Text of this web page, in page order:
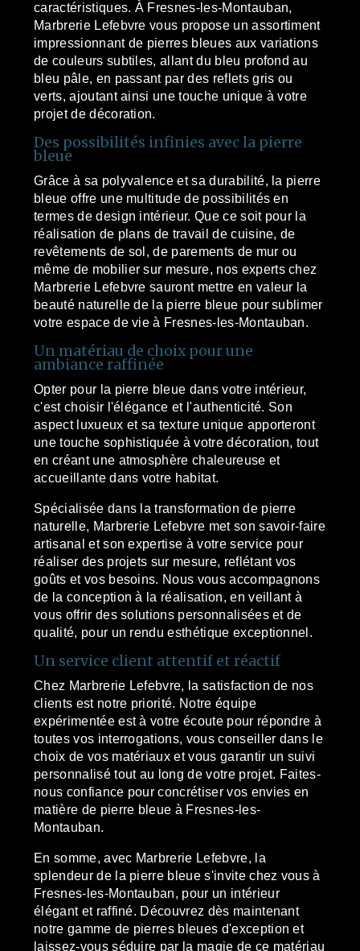
caractéristiques. À Fresnes-les-Montauban,
Marbrerie Lefebvre vous propose un assortiment
impressionnant de pierres bleues aux variations
de couleurs subtiles, allant du bleu profond au
bleu pâle, en passant par des reflets gris ou
verts, ajoutant ainsi une touche unique à votre
projet de décoration.
Des possibilités infinies avec la pierre
bleue
Grâce à sa polyvalence et sa durabilité, la pierre
bleue offre une multitude de possibilités en
termes de design intérieur. Que ce soit pour la
réalisation de plans de travail de cuisine, de
revêtements de sol, de parements de mur ou
même de mobilier sur mesure, nos experts chez
Marbrerie Lefebvre sauront mettre en valeur la
beauté naturelle de la pierre bleue pour sublimer
votre espace de vie à Fresnes-les-Montauban.
Un matériau de choix pour une
ambiance raffinée
Opter pour la pierre bleue dans votre intérieur,
c'est choisir l'élégance et l'authenticité. Son
aspect luxueux et sa texture unique apporteront
une touche sophistiquée à votre décoration, tout
en créant une atmosphère chaleureuse et
accueillante dans votre habitat.
Spécialisée dans la transformation de pierre
naturelle, Marbrerie Lefebvre met son savoir-faire
artisanal et son expertise à votre service pour
réaliser des projets sur mesure, reflétant vos
goûts et vos besoins. Nous vous accompagnons
de la conception à la réalisation, en veillant à
vous offrir des solutions personnalisées et de
qualité, pour un rendu esthétique exceptionnel.
Un service client attentif et réactif
Chez Marbrerie Lefebvre, la satisfaction de nos
clients est notre priorité. Notre équipe
expérimentée est à votre écoute pour répondre à
toutes vos interrogations, vous conseiller dans le
choix de vos matériaux et vous garantir un suivi
personnalisé tout au long de votre projet. Faites-
nous confiance pour concrétiser vos envies en
matière de pierre bleue à Fresnes-les-
Montauban.
En somme, avec Marbrerie Lefebvre, la
splendeur de la pierre bleue s'invite chez vous à
Fresnes-les-Montauban, pour un intérieur
élégant et raffiné. Découvrez dès maintenant
notre gamme de pierres bleues d'exception et
laissez-vous séduire par la magie de ce matériau